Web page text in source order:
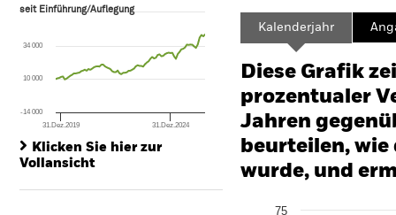
seit Einführung/Auflegung
The chart has 1 X axis displaying Time. Range: 2019-10-01 00:00:00 to
The chart has 1 Y axis displaying values. Range: -240 to 480.
seit Einführung/Auflegung
31.Dez.2019 31.Dez.2024
10 000
-14 000
34 000
Klicken Sie hier zur
Vollansicht
Kalenderjahr
Diese Grafik
prozentualer
Jahren
beurteilen,
wurde, und
75